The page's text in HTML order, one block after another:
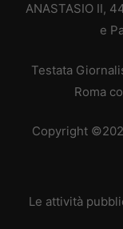
ANASTASIO II,
e
Testata
Roma
Copyright
Le attività